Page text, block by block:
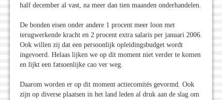
half december al vast, na meer dan tien maanden onderhandelen.
De bonden eisen onder andere 1 procent meer loon met
terugwerkende kracht en 2 procent extra salaris per januari 2006.
Ook willen zij dat een persoonlijk opleidingsbudget wordt
ingevoerd. Helaas lijken we op dit moment niet verder te komen
en lijkt een fatsoenlijke cao ver weg.
Daarom worden er op dit moment actiecomités gevormd. Ook
zijn op diverse plaatsen in het land leden al druk aan de slag om